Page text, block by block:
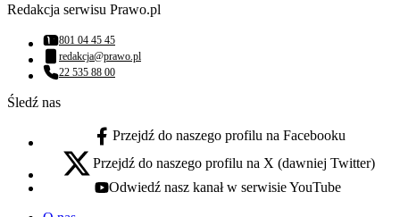
Redakcja serwisu Prawo.pl
Numer telefonu:
801 04 45 45
Adres email:
redakcja@prawo.pl
Numer telefonu:
22 535 88 00
Śledź nas
facebook - otwiera się w nowej karcie
Przejdź do naszego profilu na Facebooku
x - otwiera się w nowej karcie
Przejdź do naszego profilu na X (dawniej Twitter)
youtube - otwiera się w nowej karcie
Odwiedź nasz kanał w serwisie YouTube